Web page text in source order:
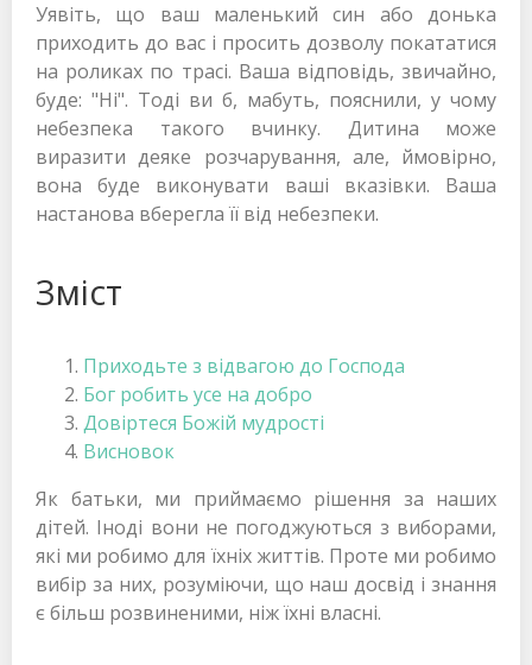
Уявіть, що ваш маленький син або донька
приходить до вас і просить дозволу покататися
на роликах по трасі. Ваша відповідь, звичайно,
буде: "Ні". Тоді ви б, мабуть, пояснили, у чому
небезпека такого вчинку. Дитина може
виразити деяке розчарування, але, ймовірно,
вона буде виконувати ваші вказівки. Ваша
настанова вберегла її від небезпеки.
Зміст
Приходьте з відвагою до Господа
Бог робить усе на добро
Довіртеся Божій мудрості
Висновок
Як батьки, ми приймаємо рішення за наших
дітей. Іноді вони не погоджуються з виборами,
які ми робимо для їхніх життів. Проте ми робимо
вибір за них, розуміючи, що наш досвід і знання
є більш розвиненими, ніж їхні власні.